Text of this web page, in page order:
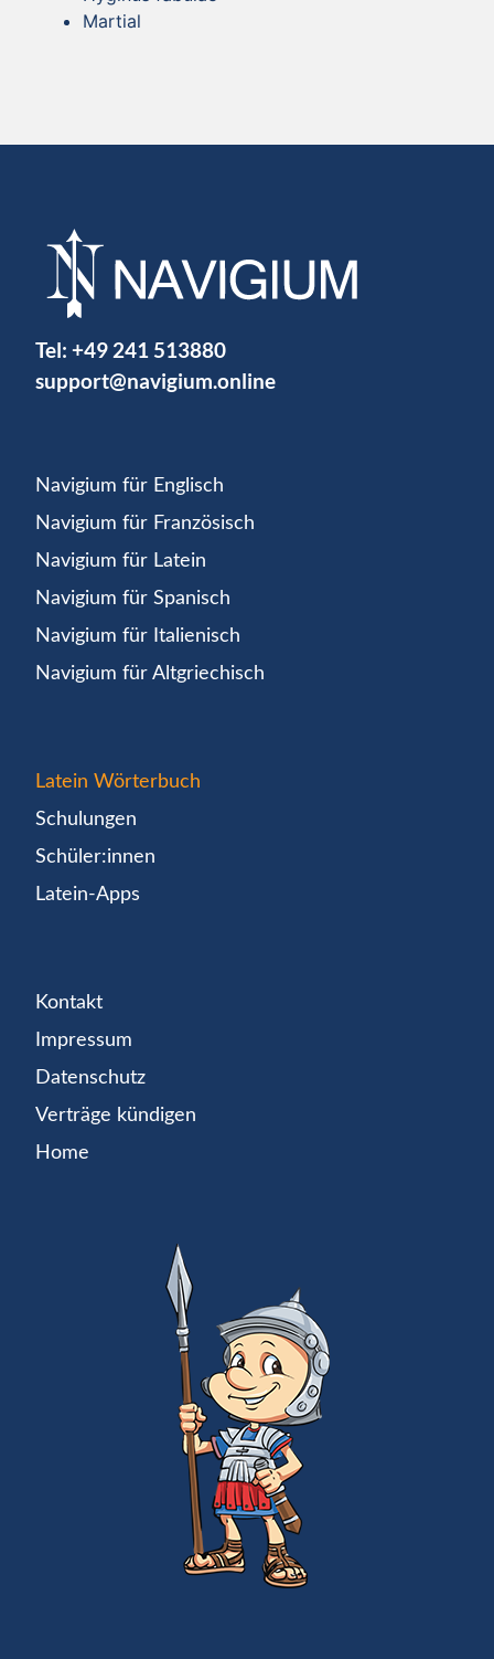
Martial
Tel: +49 241 513880
support@navigium.online
Navigium für Englisch
Navigium für Französisch
Navigium für Latein
Navigium für Spanisch
Navigium für Italienisch
Navigium für Altgriechisch
Latein Wörterbuch
Schulungen
Schüler:innen
Latein-Apps
Kontakt
Impressum
Datenschutz
Verträge kündigen
Home